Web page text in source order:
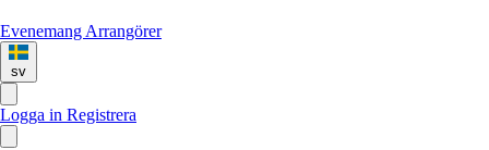
Evenemang Arrangörer
sv
Logga in Registrera